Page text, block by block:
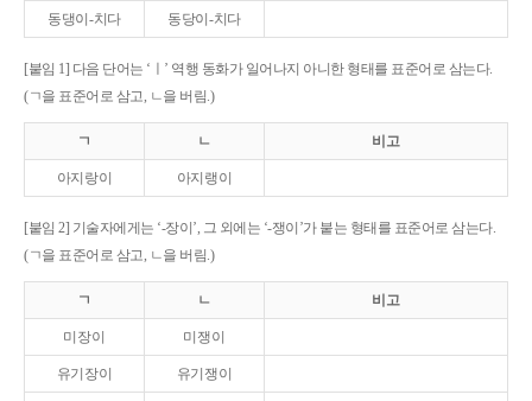
동댕이-치다 동당이-치다
[붙임 1] 다음 단어는 ‘ㅣ’ 역행 동화가 일어나지 아니한 형태를 표준어로 삼는다.
(ㄱ을 표준어로 삼고, ㄴ을 버림.)
ㄱ ㄴ 비고
아지랑이 아지랭이
[붙임 2] 기술자에게는 ‘-장이’, 그 외에는 ‘-쟁이’가 붙는 형태를 표준어로 삼는다.
(ㄱ을 표준어로 삼고, ㄴ을 버림.)
ㄱ ㄴ 비고
미장이 미쟁이
유기장이 유기쟁이